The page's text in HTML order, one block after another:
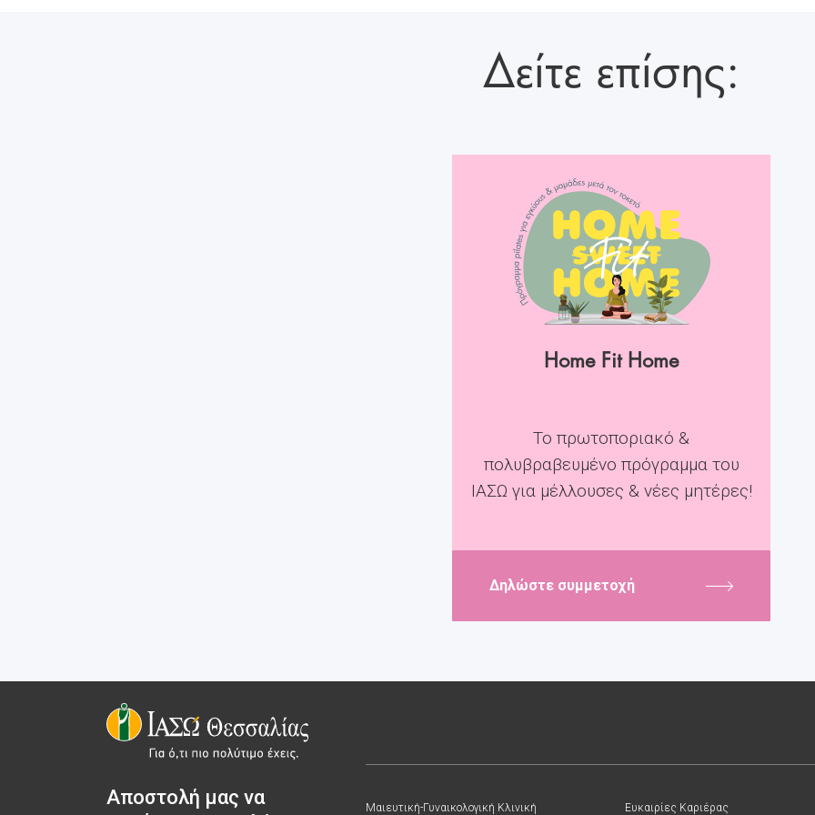
Δείτε επίσης:
Home Fit Home
Το πρωτοποριακό &
πολυβραβευμένο πρόγραμμα του
ΙΑΣΩ για μέλλουσες & νέες μητέρες!
Δηλώστε συμμετοχή
Αποστολή μας να
Μαιευτική-Γυναικολογική Κλινική Ευκαιρίες Καριέρας